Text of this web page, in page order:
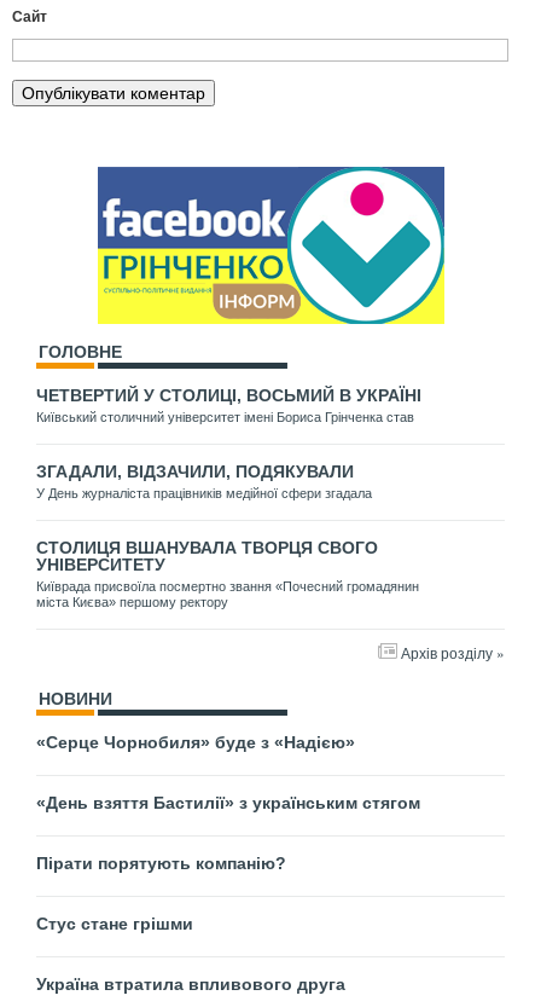
Сайт
ГОЛОВНЕ
ЧЕТВЕРТИЙ У СТОЛИЦІ, ВОСЬМИЙ В УКРАЇНІ
Київський столичний університет імені Бориса Грінченка став
ЗГАДАЛИ, ВІДЗАЧИЛИ, ПОДЯКУВАЛИ
У День журналіста працівників медійної сфери згадала
СТОЛИЦЯ ВШАНУВАЛА ТВОРЦЯ СВОГО
УНІВЕРСИТЕТУ
Київрада присвоїла посмертно звання «Почесний громадянин
міста Києва» першому ректору
Архів розділу »
НОВИНИ
«Серце Чорнобиля» буде з «Надією»
«День взяття Бастилії» з українським стягом
Пірати порятують компанію?
Стус стане грішми
Україна втратила впливового друга